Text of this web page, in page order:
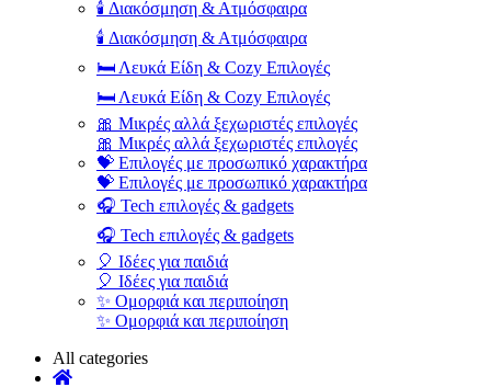
🕯️ Διακόσμηση & Ατμόσφαιρα
🕯️ Διακόσμηση & Ατμόσφαιρα
🛏️ Λευκά Είδη & Cozy Επιλογές
🛏️ Λευκά Είδη & Cozy Επιλογές
🎀 Μικρές αλλά ξεχωριστές επιλογές
🎀 Μικρές αλλά ξεχωριστές επιλογές
💝 Επιλογές με προσωπικό χαρακτήρα
💝 Επιλογές με προσωπικό χαρακτήρα
🎧 Tech επιλογές & gadgets
🎧 Tech επιλογές & gadgets
🎈 Ιδέες για παιδιά
🎈 Ιδέες για παιδιά
✨ Ομορφιά και περιποίηση
✨ Ομορφιά και περιποίηση
All categories